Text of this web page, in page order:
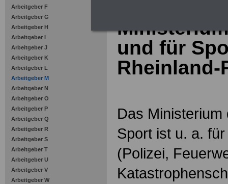
Arbeitgeber F
Arbeitgeber G
Arbeitgeber H
Arbeitgeber I
Arbeitgeber J
Arbeitgeber K
Arbeitgeber L
Arbeitgeber M
Arbeitgeber N
Arbeitgeber O
Arbeitgeber P
Arbeitgeber Q
Arbeitgeber R
Arbeitgeber S
Arbeitgeber T
Arbeitgeber U
Arbeitgeber V
Arbeitgeber W
und für
Rheinland-
Das
Sport ist u. a.
(Polizei,